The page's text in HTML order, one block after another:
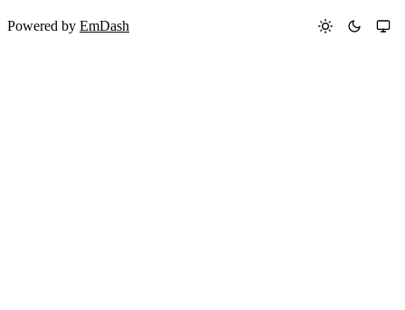
Powered by EmDash